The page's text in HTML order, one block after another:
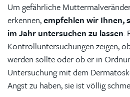
Um gefährliche
erkennen,empfehlen wir Ihnen,
im Jahr untersuchen zu lassen.
Kontrolluntersuchungen zeigen,
werden sollte oder ob er in
Untersuchung mit dem
Angst zu haben, sie ist völlig